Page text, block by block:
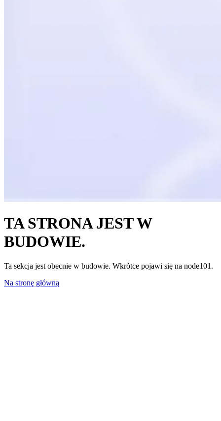
TA STRONA JEST W
BUDOWIE.
Ta sekcja jest obecnie w budowie. Wkrótce pojawi się na node101.
Na stronę główną